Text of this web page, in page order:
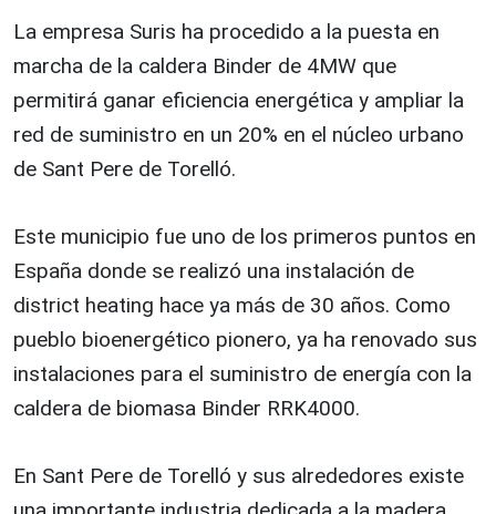
La empresa Suris ha procedido a la puesta en
marcha de la caldera Binder de 4MW que
permitirá ganar eficiencia energética y ampliar la
red de suministro en un 20% en el núcleo urbano
de Sant Pere de Torelló.
Este municipio fue uno de los primeros puntos en
España donde se realizó una instalación de
district heating hace ya más de 30 años. Como
pueblo bioenergético pionero, ya ha renovado sus
instalaciones para el suministro de energía con la
caldera de biomasa Binder RRK4000.
En Sant Pere de Torelló y sus alrededores existe